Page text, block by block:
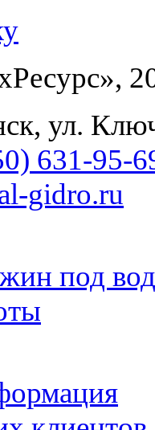
ул.
631-95-
gidro.ru
под